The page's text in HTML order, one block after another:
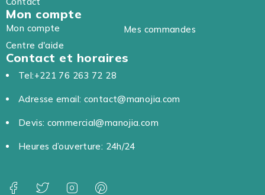
Mon compte
Mon compte
Mes commandes
Centre d'aide
Contact et horaires
Tel:+221 76 263 72 28
Adresse email: contact@manojia.com
Devis: commercial@manojia.com
Heures d’ouverture: 24h/24